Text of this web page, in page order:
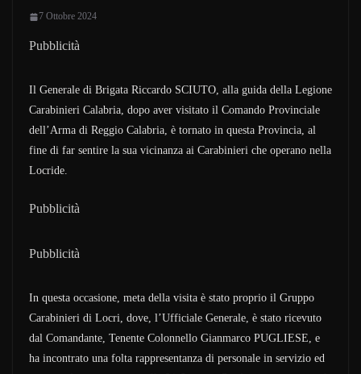
7 Ottobre 2024
Pubblicità
Il Generale di Brigata Riccardo SCIUTO, alla guida della Legione
Carabinieri Calabria, dopo aver visitato il Comando Provinciale
dell’Arma di Reggio Calabria, è tornato in questa Provincia, al
fine di far sentire la sua vicinanza ai Carabinieri che operano nella
Locride.
Pubblicità
Pubblicità
In questa occasione, meta della visita è stato proprio il Gruppo
Carabinieri di Locri, dove, l’Ufficiale Generale, è stato ricevuto
dal Comandante, Tenente Colonnello Gianmarco PUGLIESE, e
ha incontrato una folta rappresentanza di personale in servizio ed